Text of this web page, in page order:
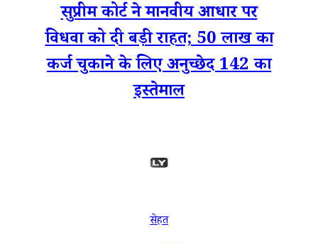
सुप्रीम कोर्ट ने मानवीय आधार पर
विधवा को दी बड़ी राहत; 50 लाख का
कर्ज चुकाने के लिए अनुच्छेद 142 का
इस्तेमाल
सेहत